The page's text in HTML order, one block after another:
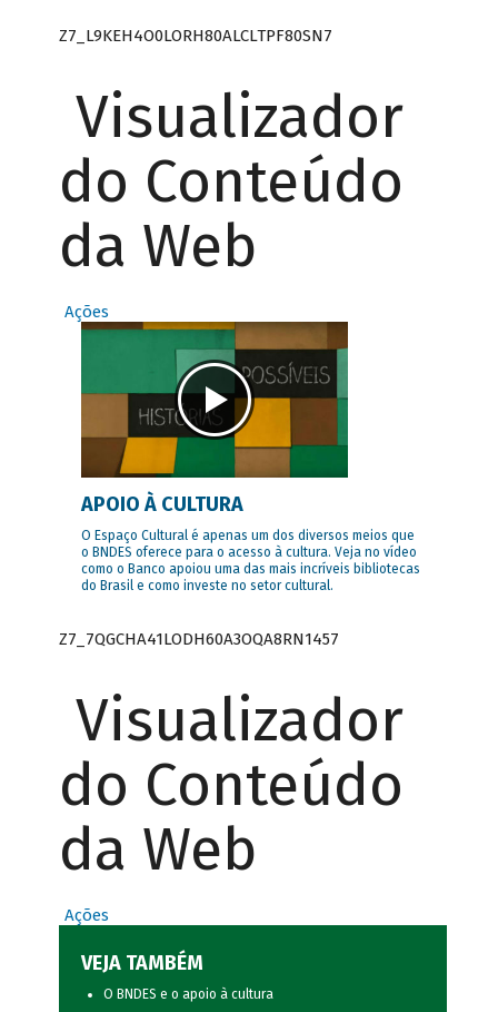
Z7_L9KEH4O0LORH80ALCLTPF80SN7
Visualizador
do Conteúdo
da Web
Ações
APOIO À CULTURA
O Espaço Cultural é apenas um dos diversos meios que
o BNDES oferece para o acesso à cultura. Veja no vídeo
como o Banco apoiou uma das mais incríveis bibliotecas
do Brasil e como investe no setor cultural.
Z7_7QGCHA41LODH60A3OQA8RN1457
Visualizador
do Conteúdo
da Web
Ações
VEJA TAMBÉM
O BNDES e o apoio à cultura